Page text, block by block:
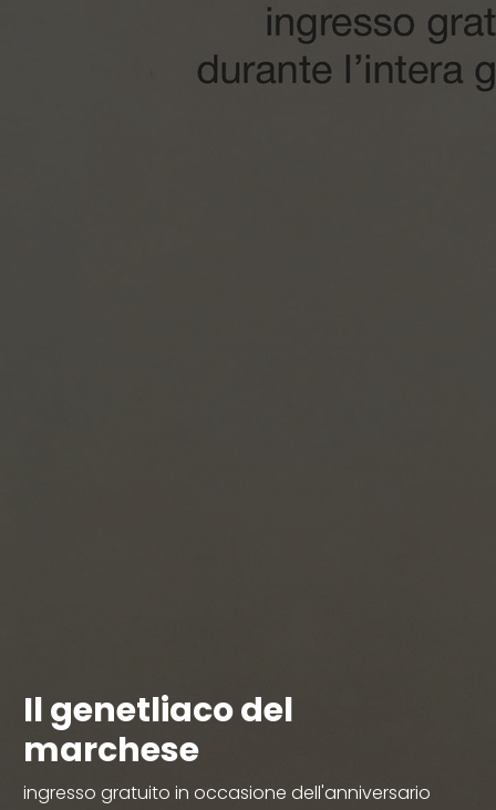
Il genetliaco del
marchese
ingresso gratuito in occasione dell'anniversario